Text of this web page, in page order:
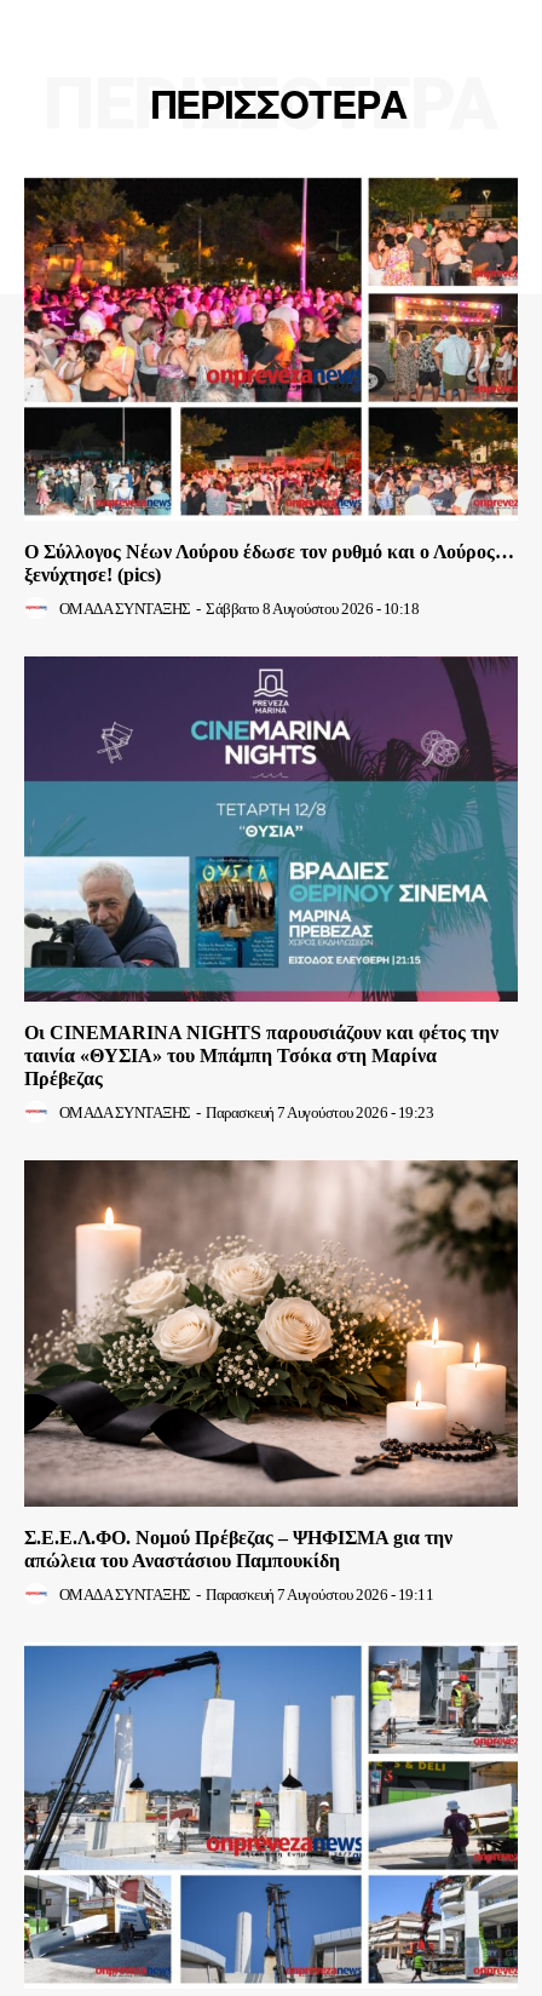
ΠΕΡΙΣΣΟΤΕΡΑ
ΠΕΡΙΣΣΟΤΕΡΑ
Ο Σύλλογος Νέων Λούρου έδωσε τον ρυθμό και ο Λούρος…
ξενύχτησε! (pics)
ΟΜΑΔΑ ΣΥΝΤΑΞΗΣ - Σάββατο 8 Αυγούστου 2026 - 10:18
Οι CINEMARINA NIGHTS παρουσιάζουν και φέτος την
ταινία «ΘΥΣΙΑ» του Μπάμπη Τσόκα στη Μαρίνα
Πρέβεζας
ΟΜΑΔΑ ΣΥΝΤΑΞΗΣ - Παρασκευή 7 Αυγούστου 2026 - 19:23
Σ.Ε.Ε.Λ.ΦΟ. Νομού Πρέβεζας – ΨΗΦΙΣΜΑ gια την
απώλεια του Αναστάσιου Παμπουκίδη
ΟΜΑΔΑ ΣΥΝΤΑΞΗΣ - Παρασκευή 7 Αυγούστου 2026 - 19:11